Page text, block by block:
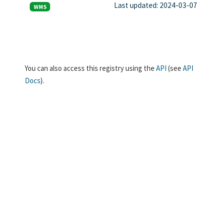
WMS Last updated: 2024-03-07
You can also access this registry using the API (see API
Docs).